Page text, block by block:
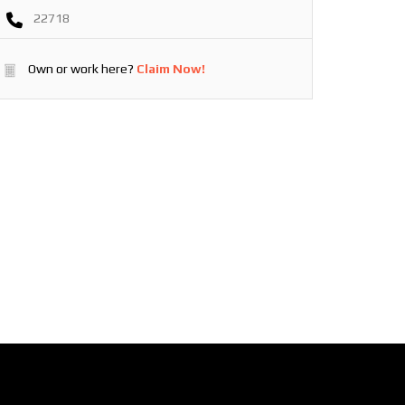
22718
Own or work here? Claim Now!